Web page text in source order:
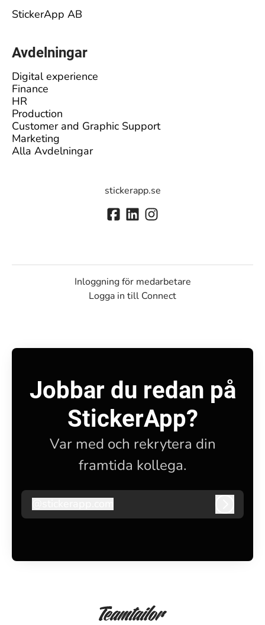
StickerApp AB
Avdelningar
Digital experience
Finance
HR
Production
Customer and Graphic Support
Marketing
Alla Avdelningar
stickerapp.se
Inloggning för medarbetare
Logga in till Connect
Jobbar du redan på
StickerApp?
Var med och rekrytera din
framtida kollega.
stickerapp.com